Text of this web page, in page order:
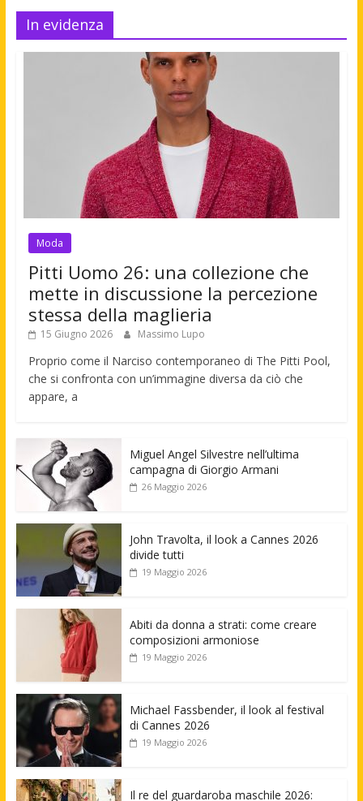
In evidenza
Moda
Pitti Uomo 26: una collezione che
mette in discussione la percezione
stessa della maglieria
15 Giugno 2026 Massimo Lupo
Proprio come il Narciso contemporaneo di The Pitti Pool,
che si confronta con un’immagine diversa da ciò che
appare, a
Miguel Angel Silvestre nell’ultima
campagna di Giorgio Armani
26 Maggio 2026
John Travolta, il look a Cannes 2026
divide tutti
19 Maggio 2026
Abiti da donna a strati: come creare
composizioni armoniose
19 Maggio 2026
Michael Fassbender, il look al festival
di Cannes 2026
19 Maggio 2026
Il re del guardaroba maschile 2026: